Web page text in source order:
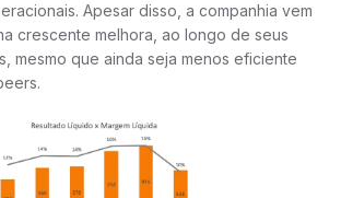
Apesar disso, a companhia vem
crescente melhora, ao longo de seus
mesmo que ainda seja menos eficiente